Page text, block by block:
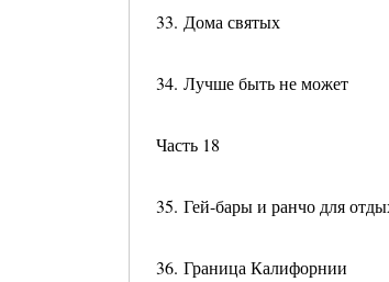
33. Дома святых
34. Лучше быть не может
Часть 18
35. Гей-бары и ранчо для
36. Граница Калифорнии